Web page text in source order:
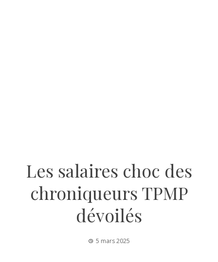
Les salaires choc des
chroniqueurs TPMP
dévoilés
5 mars 2025